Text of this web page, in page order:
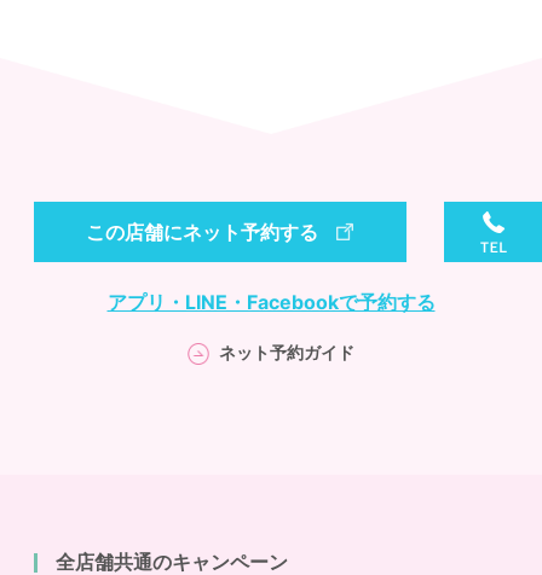
この店舗にネット予約する
アプリ・LINE・Facebookで予約する
ネット予約ガイド
全店舗共通のキャンペーン